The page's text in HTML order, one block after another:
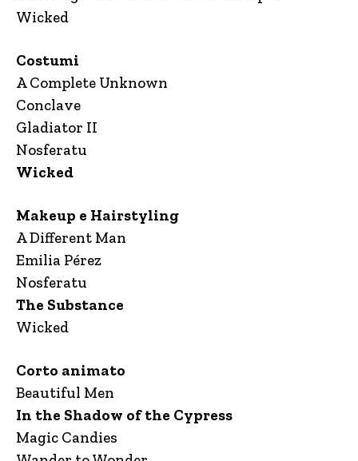
Wicked
Costumi
A Complete Unknown
Conclave
Gladiator II
Nosferatu
Wicked
Makeup e Hairstyling
A Different Man
Emilia Pérez
Nosferatu
The Substance
Wicked
Corto animato
Beautiful Men
In the Shadow of the Cypress
Magic Candies